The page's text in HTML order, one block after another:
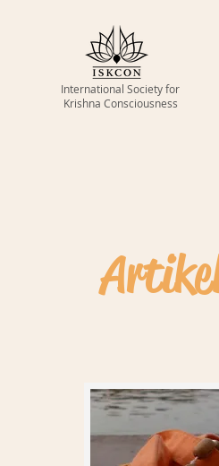
International Society for
Krishna Consciousness